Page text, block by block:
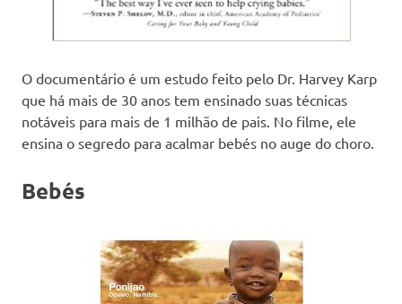
O documentário é um estudo feito pelo Dr. Harvey Karp
que há mais de 30 anos tem ensinado suas técnicas
notáveis para mais de 1 milhão de pais. No filme, ele
ensina o segredo para acalmar bebés no auge do choro.
Bebés